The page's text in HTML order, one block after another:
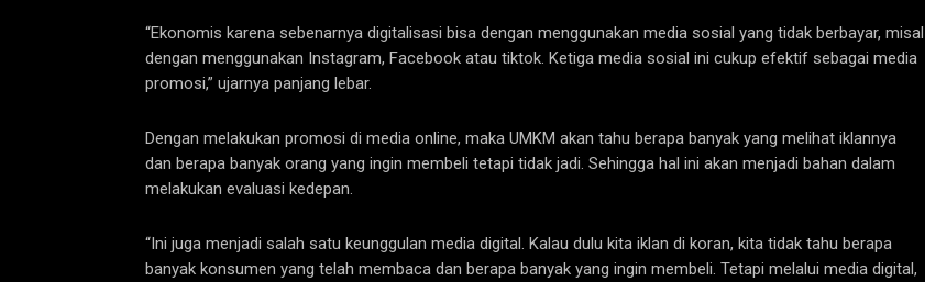
“Ekonomis karena sebenarnya digitalisasi bisa dengan menggunakan media sosial yang tidak berbayar, misal
dengan menggunakan Instagram, Facebook atau tiktok. Ketiga media sosial ini cukup efektif sebagai media
promosi,” ujarnya panjang lebar.
Dengan melakukan promosi di media online, maka UMKM akan tahu berapa banyak yang melihat iklannya
dan berapa banyak orang yang ingin membeli tetapi tidak jadi. Sehingga hal ini akan menjadi bahan dalam
melakukan evaluasi kedepan.
“Ini juga menjadi salah satu keunggulan media digital. Kalau dulu kita iklan di koran, kita tidak tahu berapa
banyak konsumen yang telah membaca dan berapa banyak yang ingin membeli. Tetapi melalui media digital,